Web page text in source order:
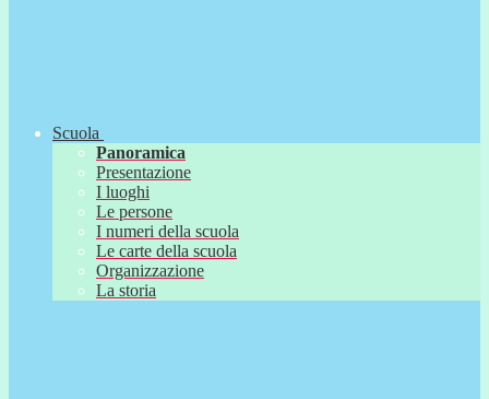
Scuola
Panoramica
Presentazione
I luoghi
Le persone
I numeri della scuola
Le carte della scuola
Organizzazione
La storia